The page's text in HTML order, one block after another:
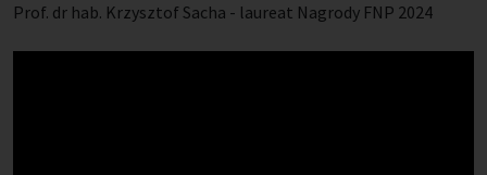
Prof. dr hab. Krzysztof Sacha - laureat Nagrody FNP 2024